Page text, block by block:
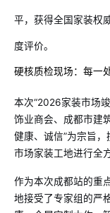
平，获得全国家装权
度评价。
硬核质检现场：每一
本次“2026家装市场
饰业商会、成都市建
健康、诚信”为宗旨
市场家装工地进行全
作为本次成都站的重
地接受了专家组的严